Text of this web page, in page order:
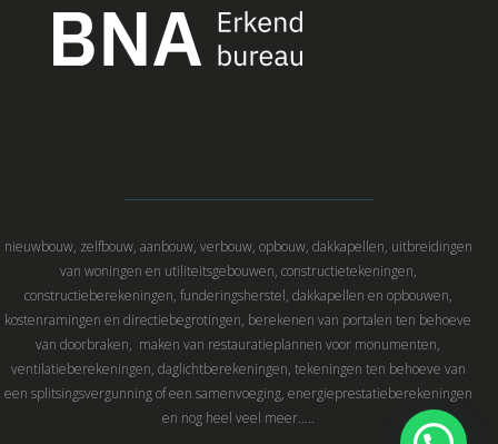
nieuwbouw, zelfbouw, aanbouw, verbouw, opbouw, dakkapellen, uitbreidingen
van woningen en utiliteitsgebouwen, constructietekeningen,
constructieberekeningen, funderingsherstel, dakkapellen en opbouwen,
kostenramingen en directiebegrotingen, berekenen van portalen ten behoeve
van doorbraken, maken van restauratieplannen voor monumenten,
ventilatieberekeningen, daglichtberekeningen, tekeningen ten behoeve van
een splitsingsvergunning of een samenvoeging, energieprestatieberekeningen
en nog heel veel meer…..